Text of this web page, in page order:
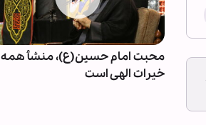
محبت امام حسین(ع)، منشأ همه
خیرات الهی است